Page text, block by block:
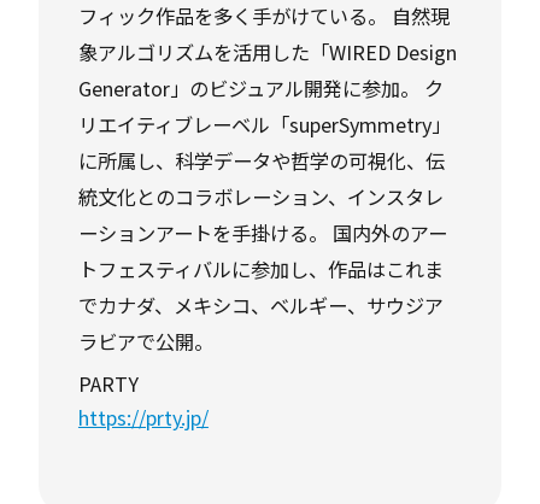
フィック作品を多く手がけている。 自然現
象アルゴリズムを活用した「WIRED Design
Generator」のビジュアル開発に参加。 ク
リエイティブレーベル「superSymmetry」
に所属し、科学データや哲学の可視化、伝
統文化とのコラボレーション、インスタレ
ーションアートを手掛ける。 国内外のアー
トフェスティバルに参加し、作品はこれま
でカナダ、メキシコ、ベルギー、サウジア
ラビアで公開。
PARTY
https://prty.jp/